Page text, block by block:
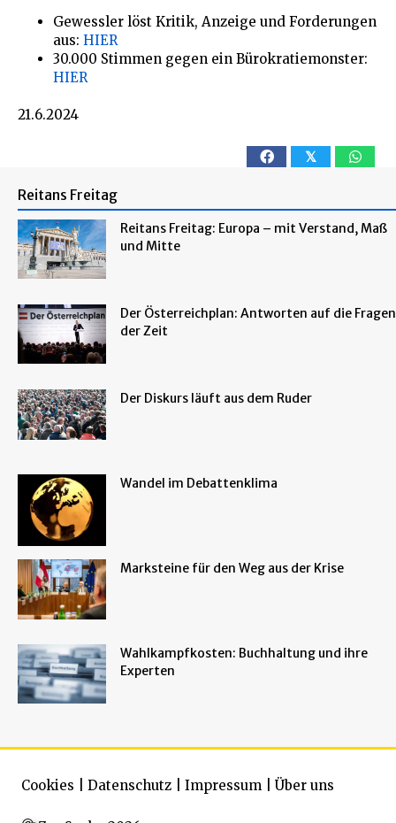
Gewessler löst Kritik, Anzeige und Forderungen
aus: HIER
30.000 Stimmen gegen ein Bürokratiemonster:
HIER
21.6.2024
𝕏
Reitans Freitag
Reitans Freitag: Europa – mit Verstand, Maß
und Mitte
Der Österreichplan: Antworten auf die Fragen
der Zeit
Der Diskurs läuft aus dem Ruder
Wandel im Debattenklima
Marksteine für den Weg aus der Krise
Wahlkampfkosten: Buchhaltung und ihre
Experten
Cookies Datenschutz Impressum Über uns